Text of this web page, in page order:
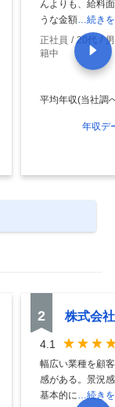
んよりも、給料
うな金額…続き
正社員
20代
籍中
平均年収(当社調
年収デ
2 株式会
4.1
幅広い業種を顧
感がある。景況
基本的に…続き